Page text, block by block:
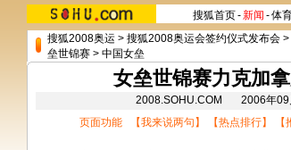
搜狐首页-新闻 -体
搜狐2008奥运 > 搜狐2008奥运会签约仪式发布会 >
垒世锦赛 > 中国女垒
女垒世锦赛力克加
2008.SOHU.COM 2006年
页面功能 【我来说两句 】 【热点排行】 【